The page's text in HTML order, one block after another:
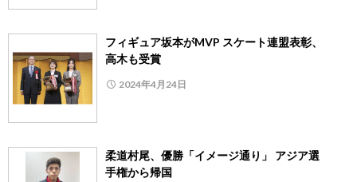
フィギュア坂本がMVP スケート連盟表彰、
高木も受賞
2024年4月24日
柔道村尾、優勝「イメージ通り」 アジア選
手権から帰国